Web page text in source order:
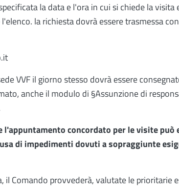
la data e l'ora in cui si chiede la visita
la richiesta dovrà essere trasmessa
VVF il giorno stesso dovrà essere
anche il modulo di §Assunzione di
concordato per le visite può
di impedimenti dovuti a sopraggiunte
il Comando provvederà, valutate le prioritarie